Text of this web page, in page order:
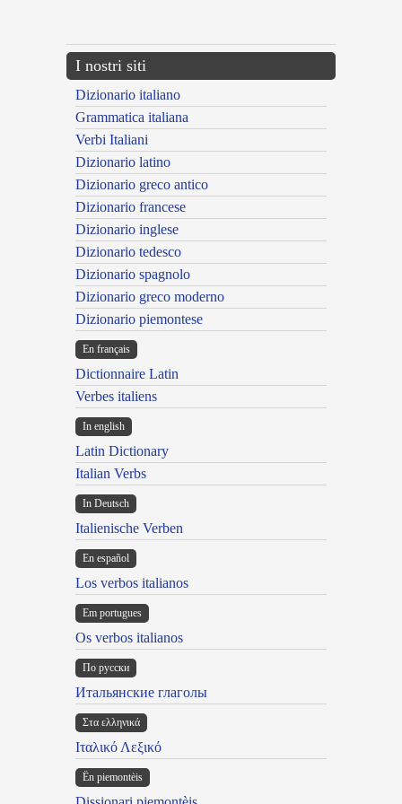
I nostri siti
Dizionario italiano
Grammatica italiana
Verbi Italiani
Dizionario latino
Dizionario greco antico
Dizionario francese
Dizionario inglese
Dizionario tedesco
Dizionario spagnolo
Dizionario greco moderno
Dizionario piemontese
En français
Dictionnaire Latin
Verbes italiens
In english
Latin Dictionary
Italian Verbs
In Deutsch
Italienische Verben
En español
Los verbos italianos
Em portugues
Os verbos italianos
По русски
Итальянские глаголы
Στα ελληνικά
Ιταλικό Λεξικό
Ën piemontèis